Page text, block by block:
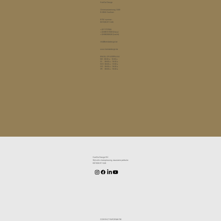
KenDa Design
Olmensesteenweg 124B
B-3945 Oostham
​BTW nummer :
+3211727655
+32498101659
(Davy)
+32496306530 (Leslie)
​info@kendadesign.be
www.kendadesign.be
ENKEL OP AFSPRAAK
MA 08:00 u - 16:00 u
DI 08:00 u - 16:00 u
WO 08:00 u - 12:00 u
DO 08:00 u - 16:00 u
VR 08:00 u - 16:00 u
KenDa Design BV.
Stijlvolle vloeroplossing, duurzame perfectie
BE1030.911.545
CONTACT INFORMATIE